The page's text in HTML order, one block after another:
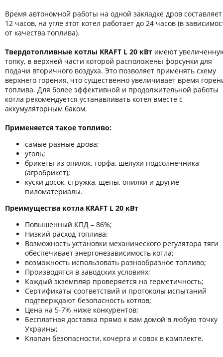
Время автономной работы на одной закладке дров
12 часов, на угле этот котел работает до 24 часов (в
от качества топлива).
Твердотопливные котлы KRAFT L 20 кВт имеют
топку, в верхней части которой расположены форсунки для
подачи вторичного воздуха. Это позволяет применять схему
верхнего горения, что существенно увеличивает время
топлива. Для более эффективной и продолжительной работы
котла рекомендуется устанавливать котел вместе с
аккумуляторным баком.
Применяется такое топливо:
самые разные дрова;
уголь;
брикеты из опилок, торфа, шелухи подсолнечника
(агробрикет);
куски досок, стружка, щепы, опилки и другие
пиломатериалы.
Преимущества котла KRAFT L 20 кВт
Повышенный КПД – 86%;
Низкий расход топлива;
Возможность установки механического регулятора тяги
обеспечивает энергонезависимость котла;
возможность использовать разнообразное топливо;
Производятся в заводских условиях;
Каждый экземпляр проверяется на герметичность;
Сертификаты соответствий и протоколы испытаний
подтверждают безопасность котлов;
Цена на 5-7% ниже конкурентов;
Бесплатная доставка прямо к вам домой в любую точку
Украины;
Клапан безопасности, кочерга и совок в комплекте.